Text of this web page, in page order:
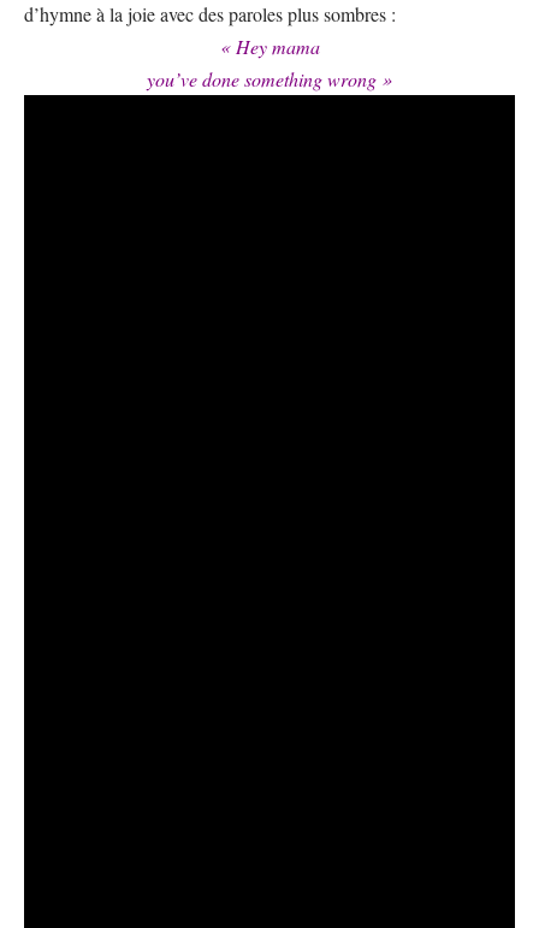
d’hymne à la joie avec des paroles plus sombres :
« Hey mama
you’ve done something wrong »